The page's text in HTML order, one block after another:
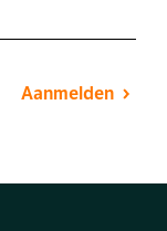
Aanmelden